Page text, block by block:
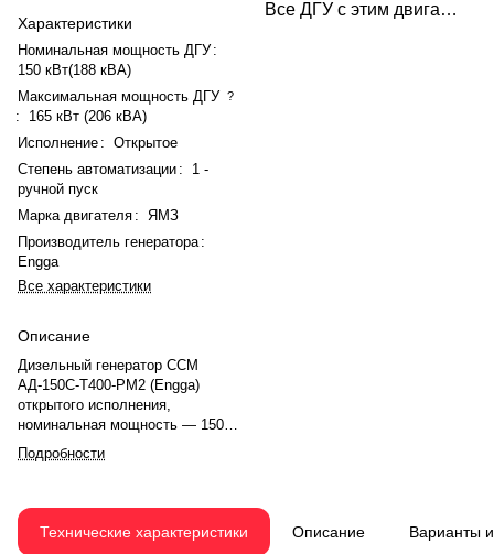
Характеристики
Номинальная мощность ДГУ :
150 кВт(188 кВА)
Максимальная мощность ДГУ ?
:
165 кВт (206 кВА)
Исполнение : Открытое
Степень автоматизации :
1 -
ручной пуск
Марка двигателя :
ЯМЗ
Производитель генератора :
Engga
Все характеристики
Описание
Дизельный генератор ССМ
АД-150С-Т400-РМ2 (Engga)
открытого исполнения,
номинальная мощность — 150
кВт (188 кВА), максимальная —
165 кВт (206 кВА). Двигатель
электронным регулятором.
Рабочий объем — 14,86 л,
Подробности
Все ДГУ с этим двигателем
Технические характеристики Описание Варианты